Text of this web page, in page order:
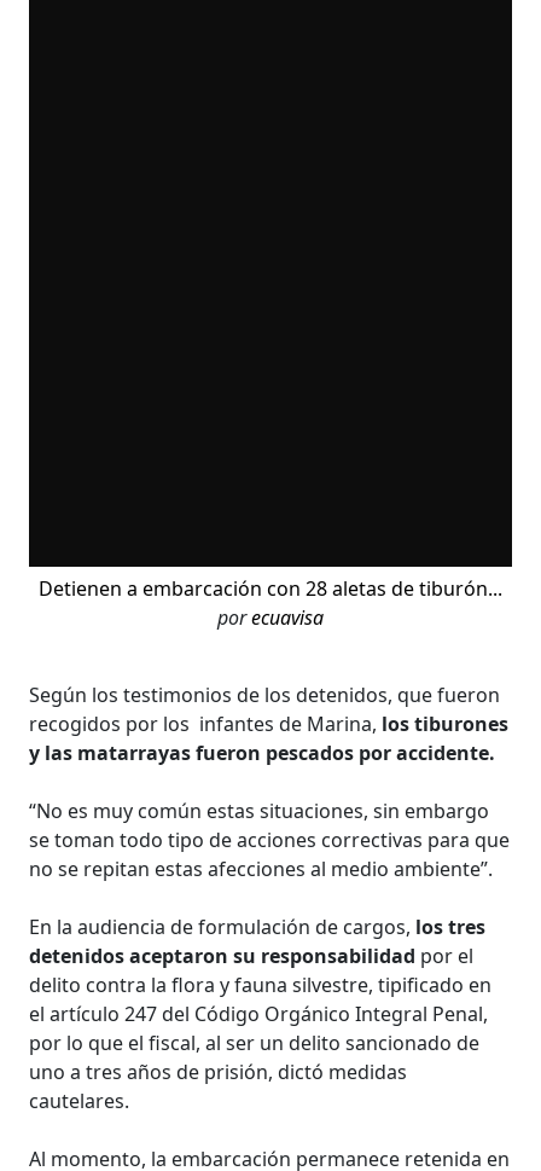
Detienen a embarcación con 28 aletas de tiburón...
porecuavisa
Según los testimonios de los detenidos, que fueron
recogidos por los infantes de Marina, los tiburones
y las matarrayas fueron pescados por accidente.
“No es muy común estas situaciones, sin embargo
se toman todo tipo de acciones correctivas para que
no se repitan estas afecciones al medio ambiente”.
En la audiencia de formulación de cargos, los tres
detenidos aceptaron su responsabilidad por el
delito contra la flora y fauna silvestre, tipificado en
el artículo 247 del Código Orgánico Integral Penal,
por lo que el fiscal, al ser un delito sancionado de
uno a tres años de prisión, dictó medidas
cautelares.
Al momento, la embarcación permanece retenida en